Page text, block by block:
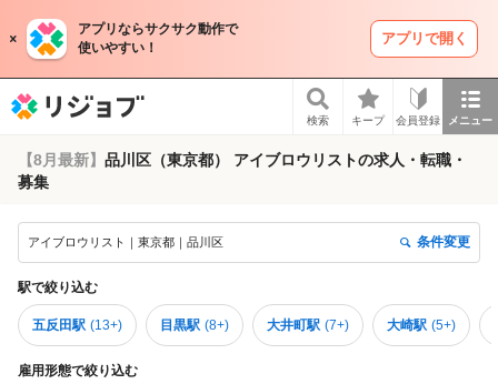
アプリならサクサク動作で
使いやすい！
アプリで開く
検索 キープ 会員登録 メニュー
【8月最新】 品川区（東京都） アイブロウリストの求人・転職・
募集
アイブロウリスト｜東京都｜品川区 条件変更
駅で絞り込む
五反田駅 (13+) 目黒駅 (8+) 大井町駅 (7+) 大崎駅 (5+)
雇用形態で絞り込む